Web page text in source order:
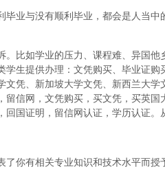
业与没有顺利毕业，都会是人当中
比如学业的压力、课程难、异国他
生提供办理：文凭购买、毕业证购
凭、新加坡大学文凭、新西兰大学
信网，文凭购买，买文凭，买英国
国证明，留信网认证，学历认证。
你有相关专业知识和技术水平而授